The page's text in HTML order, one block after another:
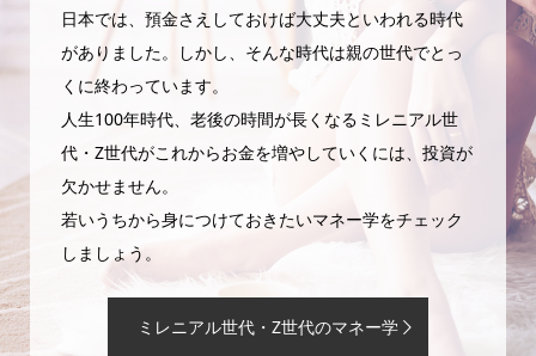
日本では、預金さえしておけば大丈夫といわれる時代
がありました。しかし、そんな時代は親の世代でとっ
くに終わっています。
人生100年時代、老後の時間が長くなるミレニアル世
代・Z世代がこれからお金を増やしていくには、投資が
欠かせません。
若いうちから身につけておきたいマネー学をチェック
しましょう。
ミレニアル世代・Z世代のマネー学